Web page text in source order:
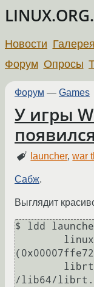
Новости Галерея
Форум Опросы
Форум — Games
У игры
launcher,war
Сабж.
Выглядит
$ ldd
/lib64/